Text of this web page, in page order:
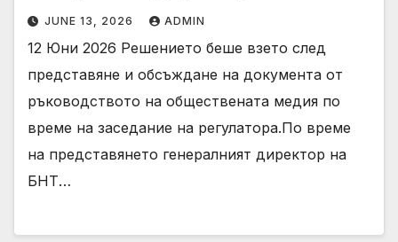
JUNE 13, 2026 ADMIN
12 Юни 2026 Решението беше взето след
представяне и обсъждане на документа от
ръководството на обществената медия по
време на заседание на регулатора.По време
на представянето генералният директор на
БНТ…